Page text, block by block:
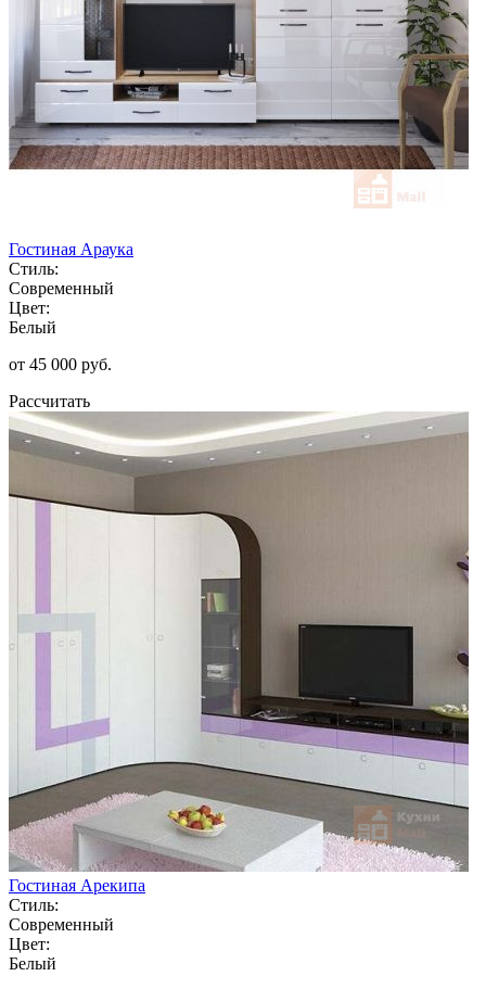
Гостиная Араука
Стиль:
Современный
Цвет:
Белый
от 45 000 руб.
Рассчитать
Гостиная Арекипа
Стиль:
Современный
Цвет:
Белый